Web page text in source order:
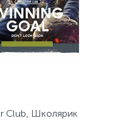
Club, Школярик